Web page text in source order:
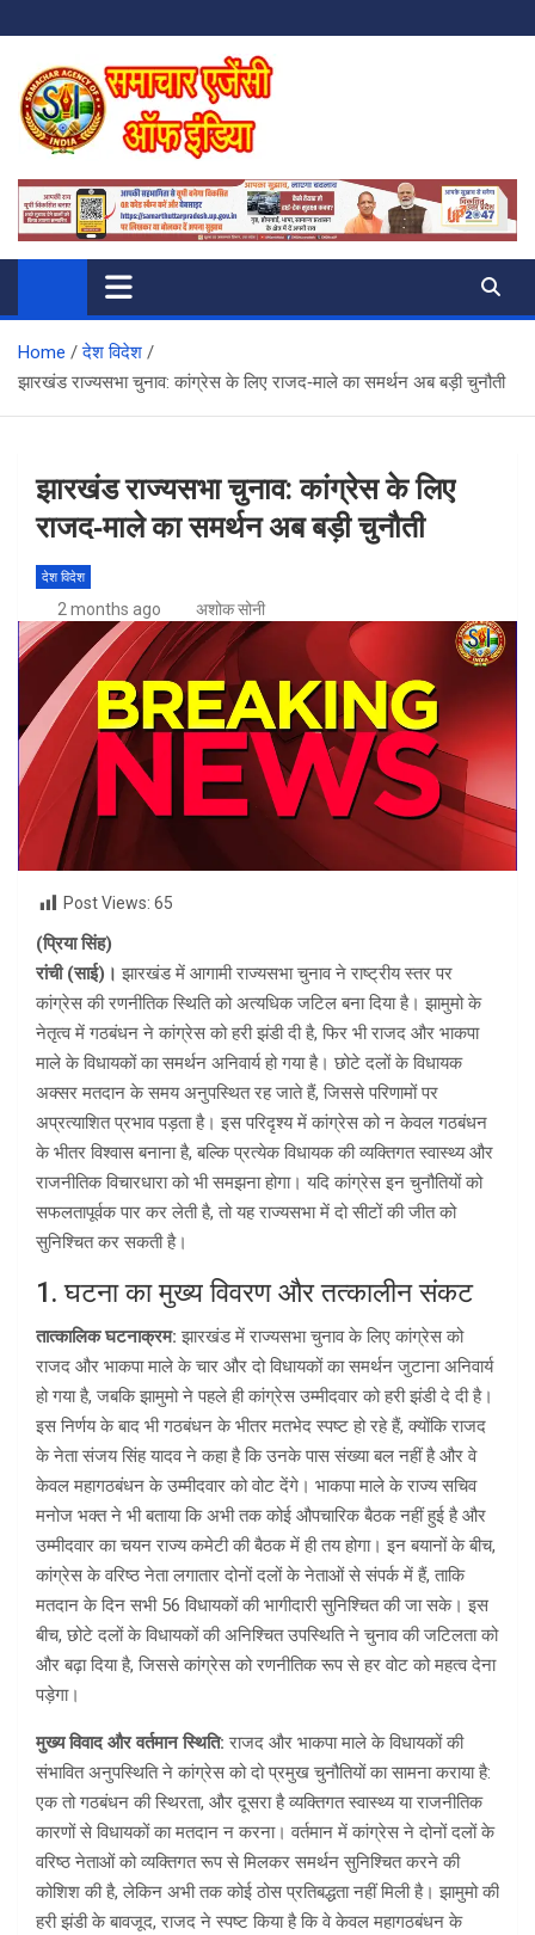
to
content
SAMACHAR AGENCY OF INDIA
My WordPress Blog
Home
देश विदेश
झारखंड राज्यसभा चुनाव: कांग्रेस के लिए राजद‑माले का समर्थन अब बड़ी चुनौती
झारखंड राज्यसभा चुनाव: कांग्रेस के लिए
राजद‑माले का समर्थन अब बड़ी चुनौती
देश विदेश
2 months ago अशोक सोनी
Post Views: 65
(प्रिया सिंह)
रांची (साई)। झारखंड में आगामी राज्यसभा चुनाव ने राष्ट्रीय स्तर पर
कांग्रेस की रणनीतिक स्थिति को अत्यधिक जटिल बना दिया है। झामुमो के
नेतृत्व में गठबंधन ने कांग्रेस को हरी झंडी दी है, फिर भी राजद और भाकपा
माले के विधायकों का समर्थन अनिवार्य हो गया है। छोटे दलों के विधायक
अक्सर मतदान के समय अनुपस्थित रह जाते हैं, जिससे परिणामों पर
अप्रत्याशित प्रभाव पड़ता है। इस परिदृश्य में कांग्रेस को न केवल गठबंधन
के भीतर विश्वास बनाना है, बल्कि प्रत्येक विधायक की व्यक्तिगत स्वास्थ्य और
राजनीतिक विचारधारा को भी समझना होगा। यदि कांग्रेस इन चुनौतियों को
सफलतापूर्वक पार कर लेती है, तो यह राज्यसभा में दो सीटों की जीत को
सुनिश्चित कर सकती है।
1. घटना का मुख्य विवरण और तत्कालीन संकट
तात्कालिक घटनाक्रम: झारखंड में राज्यसभा चुनाव के लिए कांग्रेस को
राजद और भाकपा माले के चार और दो विधायकों का समर्थन जुटाना अनिवार्य
हो गया है, जबकि झामुमो ने पहले ही कांग्रेस उम्मीदवार को हरी झंडी दे दी है।
इस निर्णय के बाद भी गठबंधन के भीतर मतभेद स्पष्ट हो रहे हैं, क्योंकि राजद
के नेता संजय सिंह यादव ने कहा है कि उनके पास संख्या बल नहीं है और वे
केवल महागठबंधन के उम्मीदवार को वोट देंगे। भाकपा माले के राज्य सचिव
मनोज भक्त ने भी बताया कि अभी तक कोई औपचारिक बैठक नहीं हुई है और
उम्मीदवार का चयन राज्य कमेटी की बैठक में ही तय होगा। इन बयानों के बीच,
कांग्रेस के वरिष्ठ नेता लगातार दोनों दलों के नेताओं से संपर्क में हैं, ताकि
मतदान के दिन सभी 56 विधायकों की भागीदारी सुनिश्चित की जा सके। इस
बीच, छोटे दलों के विधायकों की अनिश्चित उपस्थिति ने चुनाव की जटिलता को
और बढ़ा दिया है, जिससे कांग्रेस को रणनीतिक रूप से हर वोट को महत्व देना
पड़ेगा।
मुख्य विवाद और वर्तमान स्थिति: राजद और भाकपा माले के विधायकों की
संभावित अनुपस्थिति ने कांग्रेस को दो प्रमुख चुनौतियों का सामना कराया है:
एक तो गठबंधन की स्थिरता, और दूसरा है व्यक्तिगत स्वास्थ्य या राजनीतिक
कारणों से विधायकों का मतदान न करना। वर्तमान में कांग्रेस ने दोनों दलों के
वरिष्ठ नेताओं को व्यक्तिगत रूप से मिलकर समर्थन सुनिश्चित करने की
कोशिश की है, लेकिन अभी तक कोई ठोस प्रतिबद्धता नहीं मिली है। झामुमो की
हरी झंडी के बावजूद, राजद ने स्पष्ट किया है कि वे केवल महागठबंधन के